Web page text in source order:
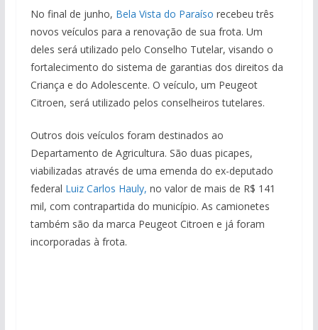
No final de junho, Bela Vista do Paraíso recebeu três
novos veículos para a renovação de sua frota. Um
deles será utilizado pelo Conselho Tutelar, visando o
fortalecimento do sistema de garantias dos direitos da
Criança e do Adolescente. O veículo, um Peugeot
Citroen, será utilizado pelos conselheiros tutelares.
Outros dois veículos foram destinados ao
Departamento de Agricultura. São duas picapes,
viabilizadas através de uma emenda do ex-deputado
federal Luiz Carlos Hauly, no valor de mais de R$ 141
mil, com contrapartida do município. As camionetes
também são da marca Peugeot Citroen e já foram
incorporadas à frota.